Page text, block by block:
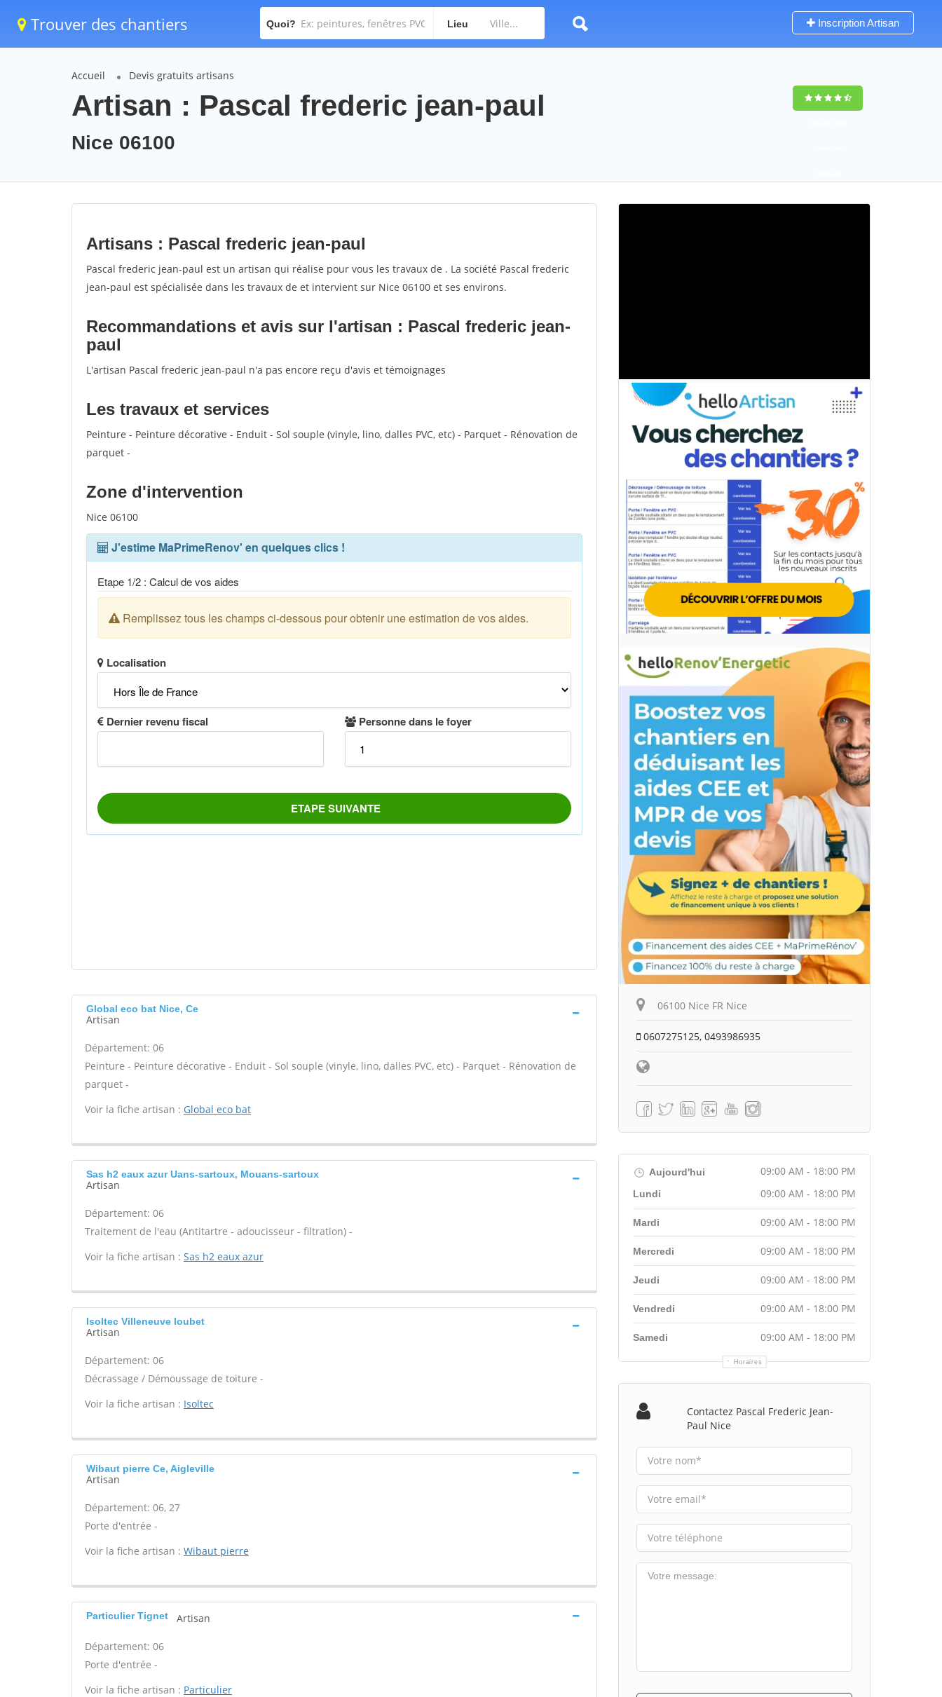
Trouver des chantiers Quoi? Lieu Inscription Artisan
Accueil Devis gratuits artisans
Artisan : Pascal frederic jean-paul
Nice 06100
Artisans : Pascal frederic jean-paul
Pascal frederic jean-paul est un artisan qui réalise pour vous les travaux de . La société Pascal frederic
jean-paul est spécialisée dans les travaux de et intervient sur Nice 06100 et ses environs.
Recommandations et avis sur l'artisan : Pascal frederic jean-
paul
L'artisan Pascal frederic jean-paul n'a pas encore reçu d'avis et témoignages
Les travaux et services
Peinture - Peinture décorative - Enduit - Sol souple (vinyle, lino, dalles PVC, etc) - Parquet - Rénovation de
parquet -
Zone d'intervention
Nice 06100
Global eco bat Nice, Ce
Artisan
Département: 06
Peinture - Peinture décorative - Enduit - Sol souple (vinyle, lino, dalles PVC, etc) - Parquet - Rénovation de
parquet -
Voir la fiche artisan : Global eco bat
Sas h2 eaux azur Uans-sartoux, Mouans-sartoux
Artisan
Département: 06
Traitement de l'eau (Antitartre - adoucisseur - filtration) -
Voir la fiche artisan : Sas h2 eaux azur
Isoltec Villeneuve loubet
Artisan
Département: 06
Décrassage / Démoussage de toiture -
Voir la fiche artisan : Isoltec
Wibaut pierre Ce, Aigleville
Artisan
Département: 06, 27
Porte d'entrée -
Voir la fiche artisan : Wibaut pierre
Particulier Tignet Artisan
Département: 06
Porte d'entrée -
Voir la fiche artisan : Particulier
06100 Nice FR Nice
0607275125, 0493986935
Aujourd'hui 09:00 AM - 18:00 PM
Horaires
Lundi 09:00 AM - 18:00 PM
Mardi 09:00 AM - 18:00 PM
Mercredi 09:00 AM - 18:00 PM
Jeudi 09:00 AM - 18:00 PM
Vendredi 09:00 AM - 18:00 PM
Samedi 09:00 AM - 18:00 PM
Contactez Pascal Frederic Jean-
Paul Nice